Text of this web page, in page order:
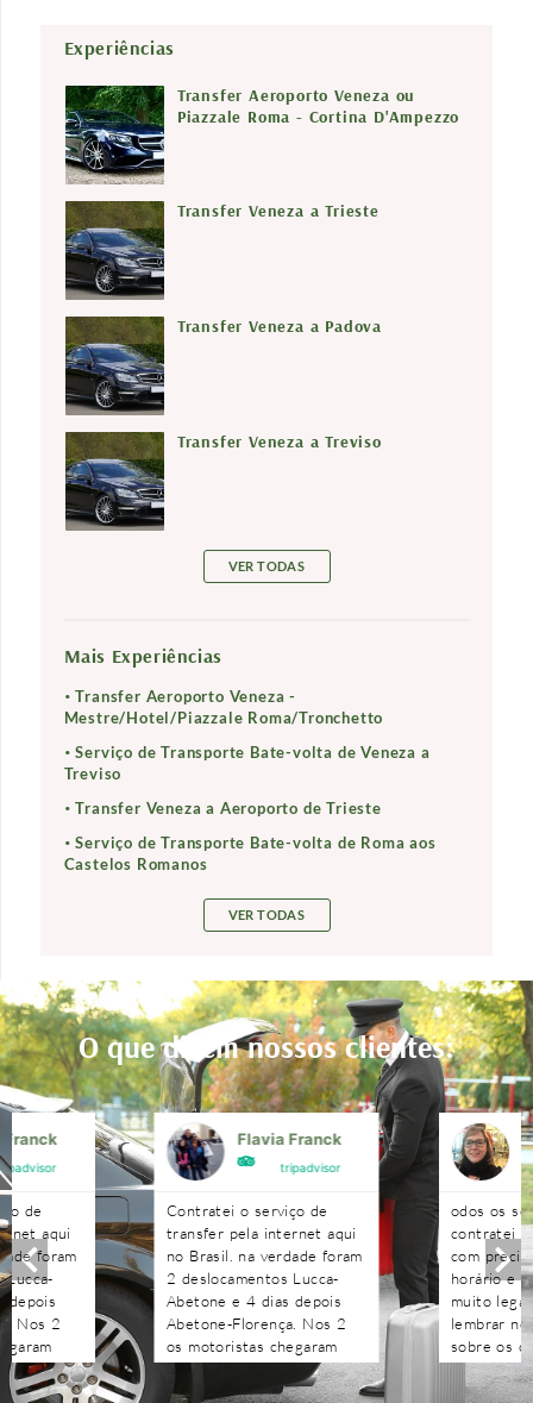
Experiências
Transfer Aeroporto Veneza ou
Piazzale Roma - Cortina D'Ampezzo
Transfer Veneza a Trieste
Transfer Veneza a Padova
Transfer Veneza a Treviso
VER TODAS
Mais Experiências
Transfer Aeroporto Veneza -
Mestre/Hotel/Piazzale Roma/Tronchetto
Serviço de Transporte Bate-volta de Veneza a
Treviso
Transfer Veneza a Aeroporto de Trieste
Serviço de Transporte Bate-volta de Roma aos
Castelos Romanos
VER TODAS
O que dizem nossos clientes:
Franck
de
aqui
foram
Lucca-
depois
Nos 2
Flavia Franck
tripadvisor
Contratei o serviço de
transfer pela internet aqui
no Brasil. na verdade foram
2 deslocamentos Lucca-
Abetone e 4 dias depois
Abetone-Florença. Nos 2
os motoristas chegaram
antes do horário
combinado, nos aguardaram
odos os
contratei
com
horário e
muito
lembrar
sobre os
agendados
às